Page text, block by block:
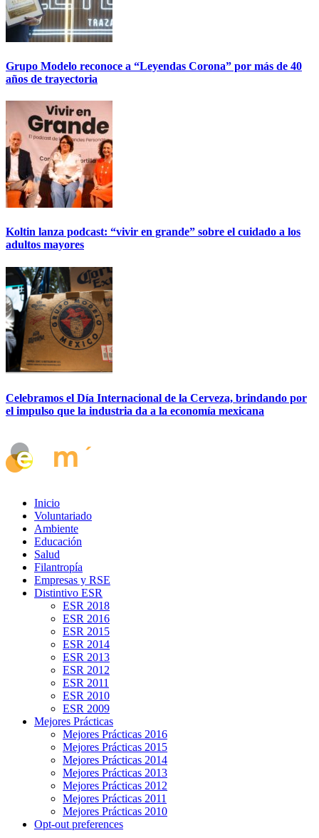
Grupo Modelo reconoce a “Leyendas Corona” por más de 40
años de trayectoria
Koltin lanza podcast: “vivir en grande” sobre el cuidado a los
adultos mayores
Celebramos el Día Internacional de la Cerveza, brindando por
el impulso que la industria da a la economía mexicana
Inicio
Voluntariado
Ambiente
Educación
Salud
Filantropía
Empresas y RSE
Distintivo ESR
ESR 2018
ESR 2016
ESR 2015
ESR 2014
ESR 2013
ESR 2012
ESR 2011
ESR 2010
ESR 2009
Mejores Prácticas
Mejores Prácticas 2016
Mejores Prácticas 2015
Mejores Prácticas 2014
Mejores Prácticas 2013
Mejores Prácticas 2012
Mejores Prácticas 2011
Mejores Prácticas 2010
Opt-out preferences